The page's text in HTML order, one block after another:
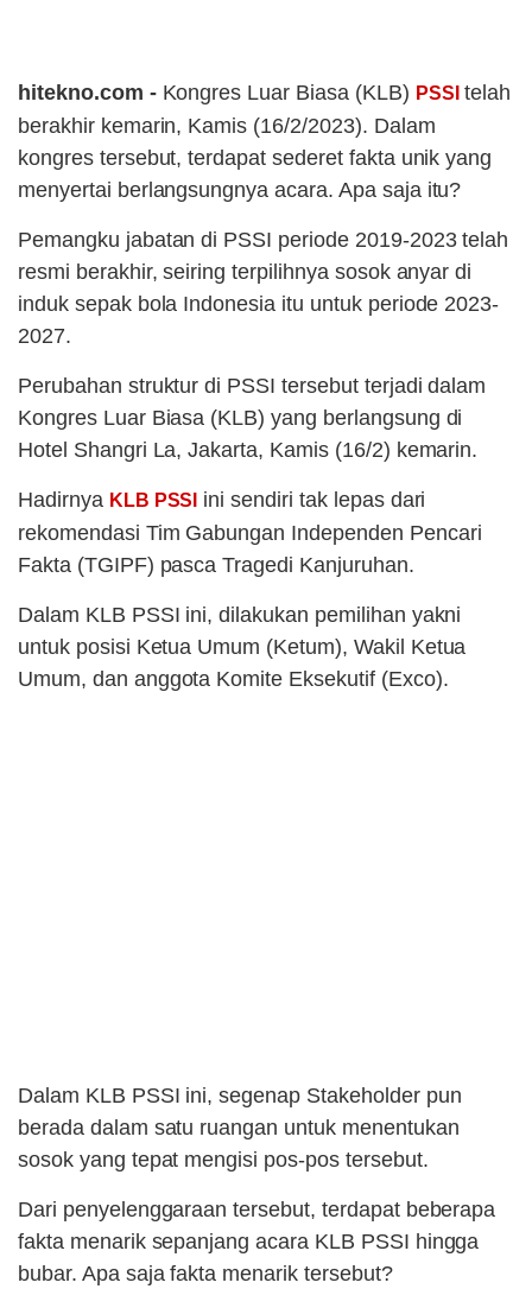
hitekno.com - Kongres Luar Biasa (KLB) PSSI telah
berakhir kemarin, Kamis (16/2/2023). Dalam
kongres tersebut, terdapat sederet fakta unik yang
menyertai berlangsungnya acara. Apa saja itu?
Pemangku jabatan di PSSI periode 2019-2023 telah
resmi berakhir, seiring terpilihnya sosok anyar di
induk sepak bola Indonesia itu untuk periode 2023-
2027.
Perubahan struktur di PSSI tersebut terjadi dalam
Kongres Luar Biasa (KLB) yang berlangsung di
Hotel Shangri La, Jakarta, Kamis (16/2) kemarin.
Hadirnya KLB PSSI
ini sendiri tak lepas dari
rekomendasi Tim Gabungan Independen Pencari
Fakta (TGIPF) pasca Tragedi Kanjuruhan.
Dalam KLB PSSI ini, dilakukan pemilihan yakni
untuk posisi Ketua Umum (Ketum), Wakil Ketua
Umum, dan anggota Komite Eksekutif (Exco).
Dalam KLB PSSI ini, segenap Stakeholder pun
berada dalam satu ruangan untuk menentukan
sosok yang tepat mengisi pos-pos tersebut.
Dari penyelenggaraan tersebut, terdapat beberapa
fakta menarik sepanjang acara KLB PSSI hingga
bubar. Apa saja fakta menarik tersebut?